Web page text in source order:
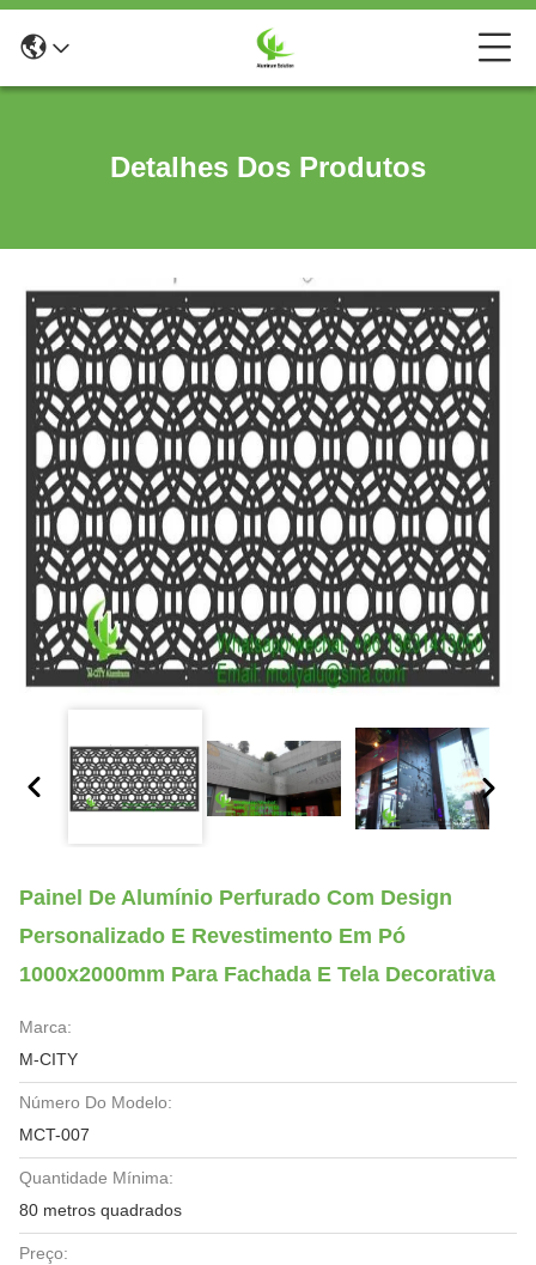
Detalhes Dos Produtos
Painel De Alumínio Perfurado Com Design
Personalizado E Revestimento Em Pó
1000x2000mm Para Fachada E Tela Decorativa
Marca:
M-CITY
Número Do Modelo:
MCT-007
Quantidade Mínima:
80 metros quadrados
Preço: